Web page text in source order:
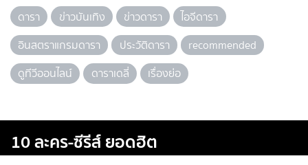
ดารา ข่าวบันเทิง ข่าวดารา
ไอจีดารา
อินสตราแกรมดารา
ประวัติดารา
recommended
ดูทีวีออนไลน์
ดาราเดลี่ เรื่องย่อ
10 ละคร-ซีรีส์ ยอดฮิต